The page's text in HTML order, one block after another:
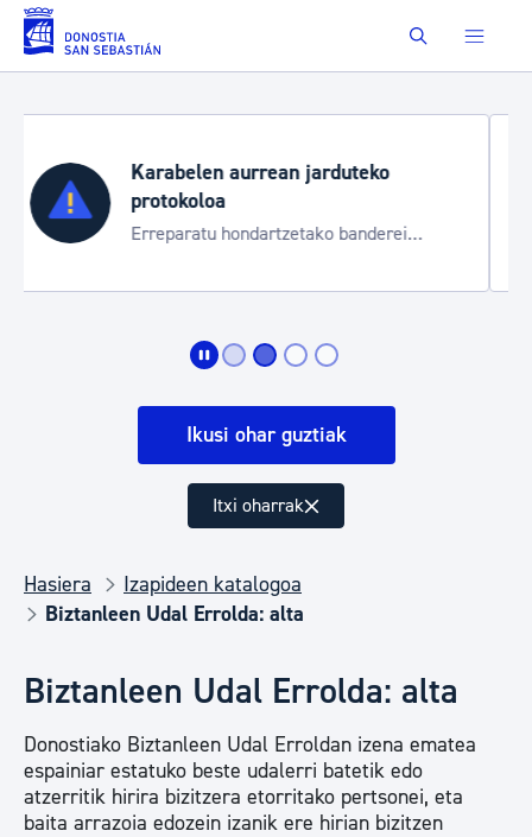
Eduki nagusira joan Buscar
Aste Nagusia 2026
Trafiko mozketak eta garraio zerbitzu
bereziak
Ikusi ohar guztiak
Itxi oharrak
Hasiera
Izapideen katalogoa
Biztanleen Udal Errolda: alta
Biztanleen Udal Errolda: alta
Donostiako Biztanleen Udal Erroldan izena ematea
espainiar estatuko beste udalerri batetik edo
atzerritik hirira bizitzera etorritako pertsonei, eta
baita arrazoia edozein izanik ere hirian bizitzen